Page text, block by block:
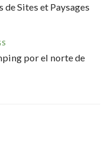
Sites et Paysages
por el norte de